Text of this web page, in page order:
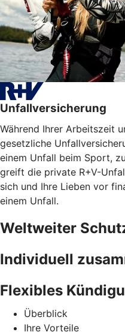
Unfallversicherung
Während Ihrer Arbeitszeit
gesetzliche
einem Unfall beim Sport,
greift die private R+V-
sich und Ihre Lieben vor
einem Unfall.
Weltweiter
Individuell
Flexibles
Überblick
Ihre Vorteile